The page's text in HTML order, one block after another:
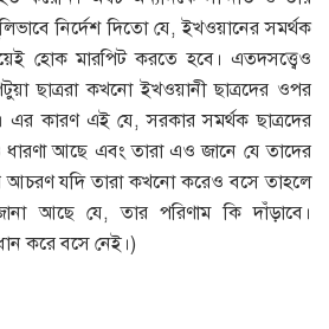
নির্দেশ দিতো যে, ইখওয়ানের সমর্থক
হোক মারপিট করতে হবে। এতদসত্ত্বেও
ছাত্ররা কখনো ইখওয়ানী ছাত্রদের ওপর
কারণ এই যে, সরকার সমর্থক ছাত্রদের
ধারণা আছে এবং তারা এও জানে যে তাদের
আচরণ যদি তারা কখনো করেও বসে তাহলে
আছে যে, তার পরিণাম কি দাঁড়াবে।
করে বসে নেই।)